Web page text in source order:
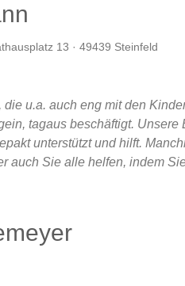
13 · 49439 Steinfeld
u.a. auch eng mit den
tagaus beschäftigt.
unterstützt und hilft.
auch Sie alle helfen, indem